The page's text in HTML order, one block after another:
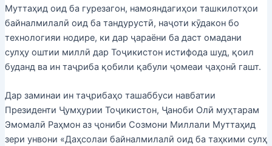
Муттаҳид оид ба гурезагон, намояндагиҳои ташкилотҳои
байналмилалӣ оид ба тандурустӣ, наҷоти кӯдакон бо
технологияи нодире, ки дар ҷараёни ба даст омадани
сулҳу оштии миллӣ дар Тоҷикистон истифода шуд, қоил
буданд ва ин таҷриба қобили қабули ҷомеаи ҷаҳонӣ гашт.
Дар заминаи ин таҷрибаҳо ташаббуси навбатии
Президенти Ҷумҳурии Тоҷикистон, Ҷаноби Олӣ муҳтарам
Эмомалӣ Раҳмон аз ҷониби Созмони Миллали Муттаҳид
зери унвони «Даҳсолаи байналмилалӣ оид ба таҳкими сулҳ